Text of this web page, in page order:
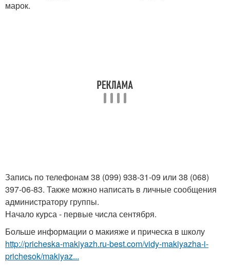
марок.
Запись по телефонам 38 (099) 938-31-09 или 38 (068)
397-06-83. Также можно написать в личные сообщения
администратору группы.
Начало курса - первые числа сентября.
Больше информации о макияже и прическа в школу
http://pricheska-makiyazh.ru-best.com/vidy-makiyazha-i-
prichesok/makiyaz...